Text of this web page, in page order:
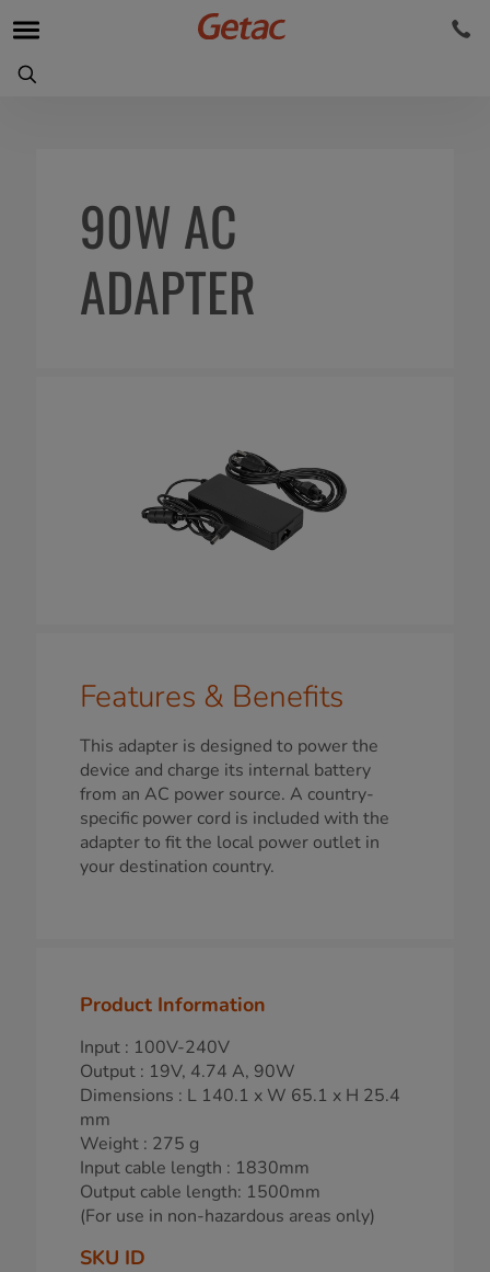
90W AC
ADAPTER
Features & Benefits
This adapter is designed to power the
device and charge its internal battery
from an AC power source. A country-
specific power cord is included with the
adapter to fit the local power outlet in
your destination country.
Product Information
Input : 100V-240V
Output : 19V, 4.74 A, 90W
Dimensions : L 140.1 x W 65.1 x H 25.4
mm
Weight : 275 g
Input cable length : 1830mm
Output cable length: 1500mm
(For use in non-hazardous areas only)
SKU ID